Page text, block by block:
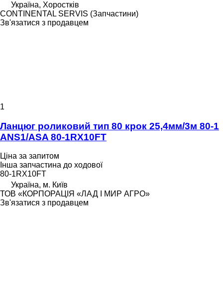
Україна, Хоростків
CONTINENTAL SERVIS (Запчастини)
Зв'язатися з продавцем
1
Ланцюг роликовий тип 80 крок 25,4мм/3м 80-1
ANS1/ASA 80-1RX10FT
Ціна за запитом
Інша запчастина до ходової
80-1RX10FT
Україна, м. Київ
ТОВ «КОРПОРАЦІЯ «ЛАД І МИР АГРО»
Зв'язатися з продавцем